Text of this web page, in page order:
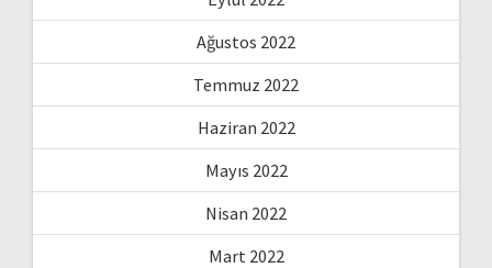
Ağustos 2022
Temmuz 2022
Haziran 2022
Mayıs 2022
Nisan 2022
Mart 2022